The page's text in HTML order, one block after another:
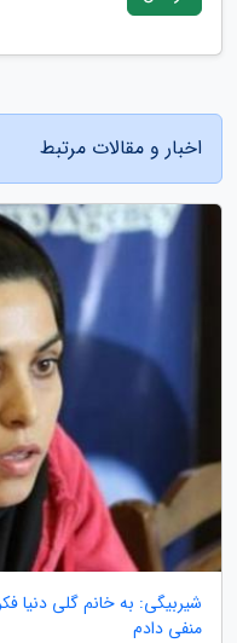
اخبار و مقالات مرتبط
شیربیگی: به خانم گلی دنیا
منفی دادم